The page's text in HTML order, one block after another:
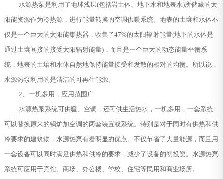
水源热泵是利用了地球浅层(包括岩土体、地下水和地表水)所储藏的太
阳能资源作为冷热源，进行能量转换的空调供暖系统。地表的土壤和水体不
仅是一个巨大的太阳能集热器，收集了47%的太阳辐射能量(地下的水体是
通过土壤间接的接受太阳辐射能量)，而且是一个巨大的动态能量平衡系
统，地表的土壤和水体自然地保持能量接受和发散的相对的均衡。所以说，
水源热泵利用的是清洁的可再生能源。
2、一机多用，应用范围广
水源热泵系统可供暖、空调，还可供生活热水，一机多用，一套系统
可以替换原来的锅炉加空调的两套装置或系统。特别是对于同时有供热和供
冷要求的建筑物，水源热泵有着明显的优点。不仅节省了大量能源，而且用
一套设备可以同时满足供热和供冷的要求，减少了设备的初投资。水源热泵
系统可应用于宾馆、商场、办公楼、学校、住宅等民用和商业场所。